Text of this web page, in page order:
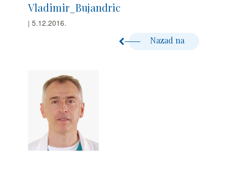
Vladimir_Bujandric
| 5.12.2016.
Nazad na